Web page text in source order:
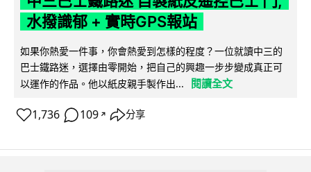
水撥識郁 + 實時GPS報站
如果你熱愛一件事，你會熱愛到怎樣的程度？一位就讀中三的
巴士鐵路迷，選擇由零開始，把自己的興趣一步步變成真正可
以運作的作品。他以紙皮親手製作出...
閱讀全文
1,736 109 ↗ 分享